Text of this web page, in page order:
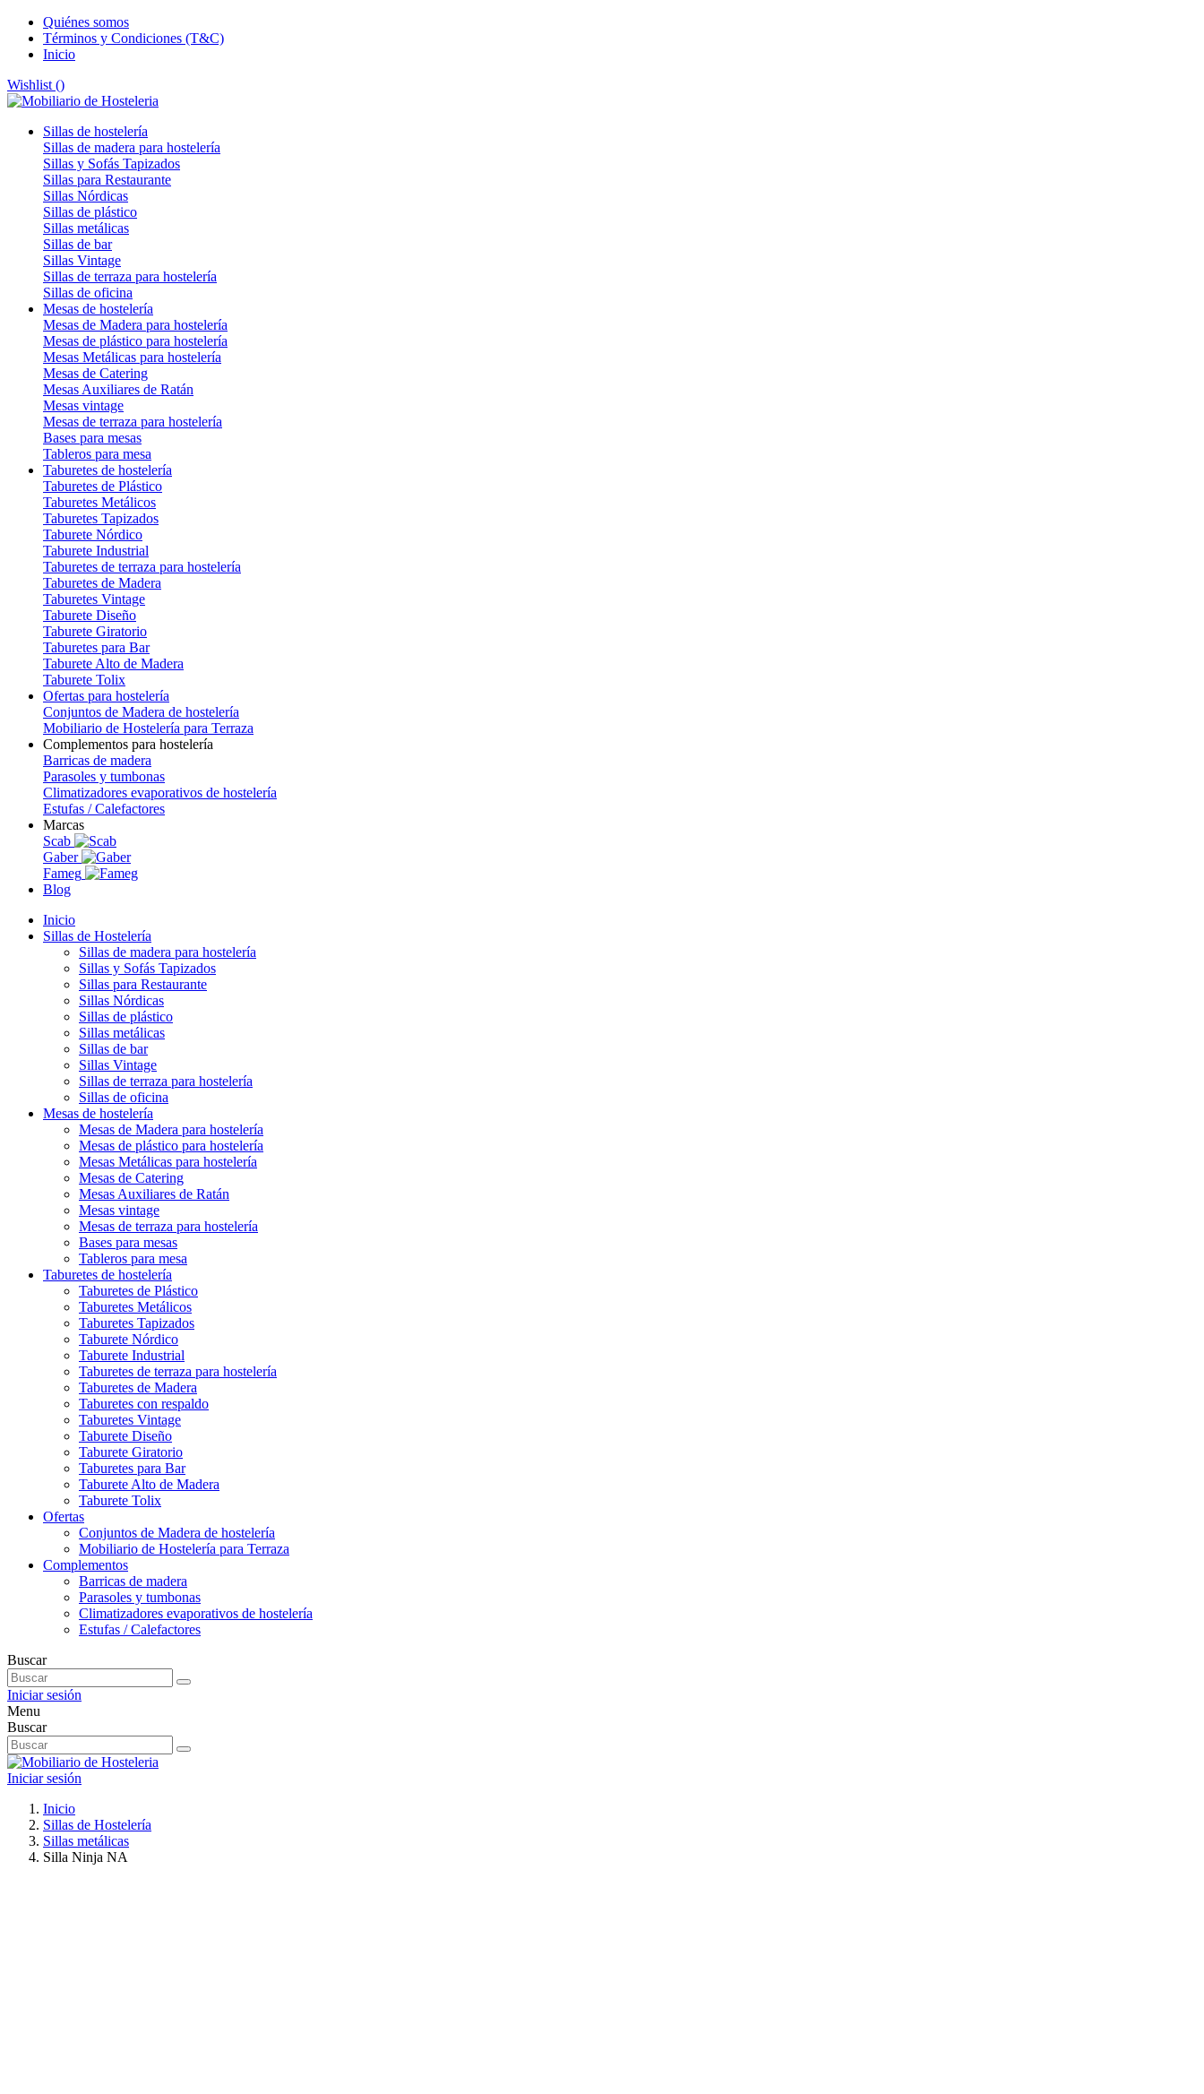
Quiénes somos
Términos y Condiciones (T&C)
Inicio
Wishlist ()
Sillas de hostelería
Sillas de madera para hostelería
Sillas y Sofás Tapizados
Sillas para Restaurante
Sillas Nórdicas
Sillas de plástico
Sillas metálicas
Sillas de bar
Sillas Vintage
Sillas de terraza para hostelería
Sillas de oficina
Mesas de hostelería
Mesas de Madera para hostelería
Mesas de plástico para hostelería
Mesas Metálicas para hostelería
Mesas de Catering
Mesas Auxiliares de Ratán
Mesas vintage
Mesas de terraza para hostelería
Bases para mesas
Tableros para mesa
Taburetes de hostelería
Taburetes de Plástico
Taburetes Metálicos
Taburetes Tapizados
Taburete Nórdico
Taburete Industrial
Taburetes de terraza para hostelería
Taburetes de Madera
Taburetes Vintage
Taburete Diseño
Taburete Giratorio
Taburetes para Bar
Taburete Alto de Madera
Taburete Tolix
Ofertas para hostelería
Conjuntos de Madera de hostelería
Mobiliario de Hostelería para Terraza
Complementos para hostelería
Barricas de madera
Parasoles y tumbonas
Climatizadores evaporativos de hostelería
Estufas / Calefactores
Marcas
Scab
Gaber
Fameg
Blog
Inicio
Sillas de Hostelería
Sillas de madera para hostelería
Sillas y Sofás Tapizados
Sillas para Restaurante
Sillas Nórdicas
Sillas de plástico
Sillas metálicas
Sillas de bar
Sillas Vintage
Sillas de terraza para hostelería
Sillas de oficina
Mesas de hostelería
Mesas de Madera para hostelería
Mesas de plástico para hostelería
Mesas Metálicas para hostelería
Mesas de Catering
Mesas Auxiliares de Ratán
Mesas vintage
Mesas de terraza para hostelería
Bases para mesas
Tableros para mesa
Taburetes de hostelería
Taburetes de Plástico
Taburetes Metálicos
Taburetes Tapizados
Taburete Nórdico
Taburete Industrial
Taburetes de terraza para hostelería
Taburetes de Madera
Taburetes con respaldo
Taburetes Vintage
Taburete Diseño
Taburete Giratorio
Taburetes para Bar
Taburete Alto de Madera
Taburete Tolix
Ofertas
Conjuntos de Madera de hostelería
Mobiliario de Hostelería para Terraza
Complementos
Barricas de madera
Parasoles y tumbonas
Climatizadores evaporativos de hostelería
Estufas / Calefactores
Buscar
Iniciar sesión
Menu
Buscar
Iniciar sesión
Inicio
Sillas de Hostelería
Sillas metálicas
Silla Ninja NA